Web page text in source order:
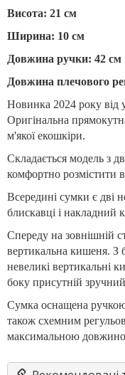
Висота: 21 см
Ширина: 10 см
Довжина ручки: 42 см
Довжина плечового
Новинка 2024 року від
Оригінальна
м'якої екошкіри.
Складається модель з
комфортно розмістити
Всередині сумки є дві
блискавці і накладний
Спереду на зовнішній
вертикальна кишеня. З
невеликі вертикальні
боку присутній
Сумка оснащена
також схемним
максимальною